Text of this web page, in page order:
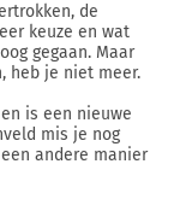
de
keuze en wat
gegaan. Maar
heb je niet meer.
is een nieuwe
mis je nog
andere manier